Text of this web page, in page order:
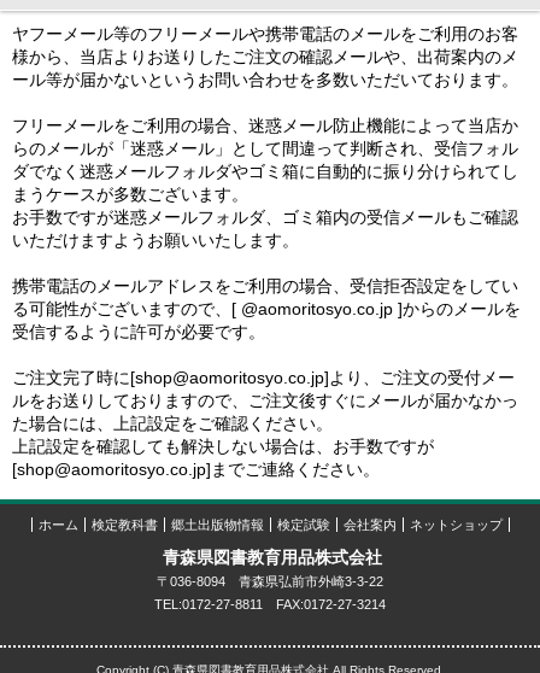
ヤフーメール等のフリーメールや携帯電話のメールをご利用のお客
様から、当店よりお送りしたご注文の確認メールや、出荷案内のメ
ール等が届かないというお問い合わせを多数いただいております。
フリーメールをご利用の場合、迷惑メール防止機能によって当店か
らのメールが「迷惑メール」として間違って判断され、受信フォル
ダでなく迷惑メールフォルダやゴミ箱に自動的に振り分けられてし
まうケースが多数ございます。
お手数ですが迷惑メールフォルダ、ゴミ箱内の受信メールもご確認
いただけますようお願いいたします。
携帯電話のメールアドレスをご利用の場合、受信拒否設定をしてい
る可能性がございますので、[ @aomoritosyo.co.jp ]からのメールを
受信するように許可が必要です。
ご注文完了時に[shop@aomoritosyo.co.jp]より、ご注文の受付メー
ルをお送りしておりますので、ご注文後すぐにメールが届かなかっ
た場合には、上記設定をご確認ください。
上記設定を確認しても解決しない場合は、お手数ですが
[shop@aomoritosyo.co.jp]までご連絡ください。
ホーム 検定教科書 郷土出版物情報 検定試験 会社案内 ネットショップ
青森県図書教育用品株式会社
〒036-8094 青森県弘前市外崎3-3-22
TEL:0172-27-8811 FAX:0172-27-3214
Copyright (C) 青森県図書教育用品株式会社 All Rights Reserved.